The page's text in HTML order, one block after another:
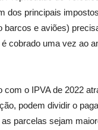
dos principais
barcos e aviões)
cobrado uma vez ao
com o IPVA de 2022
podem dividir o
parcelas sejam